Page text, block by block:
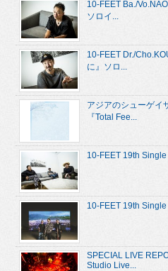
10-FEET Ba./
ソロイ...
10-FEET Dr./
に』ソロ...
アジアのシューゲイ
『Total Fee...
10-FEET 19th
10-FEET 19th
SPECIAL LIVE
Studio Live...